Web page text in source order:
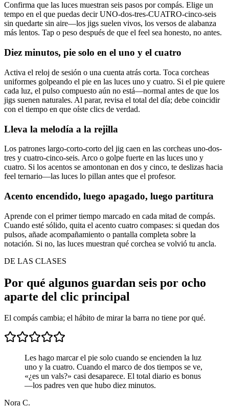
Confirma que las luces muestran seis pasos por compás. Elige un
tempo en el que puedas decir UNO-dos-tres-CUATRO-cinco-seis
sin quedarte sin aire—los jigs suelen vivos, los versos de alabanza
más lentos. Tap o peso después de que el feel sea honesto, no antes.
Diez minutos, pie solo en el uno y el cuatro
Activa el reloj de sesión o una cuenta atrás corta. Toca corcheas
uniformes golpeando el pie en las luces uno y cuatro. Si el pie quiere
cada luz, el pulso compuesto aún no está—normal antes de que los
jigs suenen naturales. Al parar, revisa el total del día; debe coincidir
con el tiempo en que oíste clics de verdad.
Lleva la melodía a la rejilla
Los patrones largo-corto-corto del jig caen en las corcheas uno-dos-
tres y cuatro-cinco-seis. Arco o golpe fuerte en las luces uno y
cuatro. Si los acentos se amontonan en dos y cinco, te deslizas hacia
feel ternario—las luces lo pillan antes que el profesor.
Acento encendido, luego apagado, luego partitura
Aprende con el primer tiempo marcado en cada mitad de compás.
Cuando esté sólido, quita el acento cuatro compases: si quedan dos
pulsos, añade acompañamiento o pantalla completa sobre la
notación. Si no, las luces muestran qué corchea se volvió tu ancla.
DE LAS CLASES
Por qué algunos guardan seis por ocho
aparte del clic principal
El compás cambia; el hábito de mirar la barra no tiene por qué.
Les hago marcar el pie solo cuando se encienden la luz
uno y la cuatro. Cuando el marco de dos tiempos se ve,
«¿es un vals?» casi desaparece. El total diario es bonus
—los padres ven que hubo diez minutos.
Nora C.